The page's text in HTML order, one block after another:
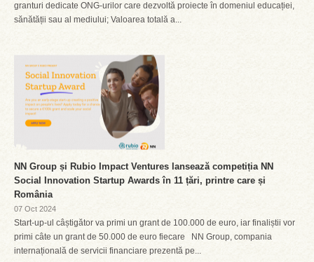
granturi dedicate ONG-urilor care dezvoltă proiecte în domeniul educației,
sănătății sau al mediului; Valoarea totală a...
NN Group și Rubio Impact Ventures lansează competiția NN
Social Innovation Startup Awards în 11 țări, printre care și
România
07 Oct 2024
Start-up-ul câștigător va primi un grant de 100.000 de euro, iar finaliștii vor
primi câte un grant de 50.000 de euro fiecare NN Group, compania
internațională de servicii financiare prezentă pe...